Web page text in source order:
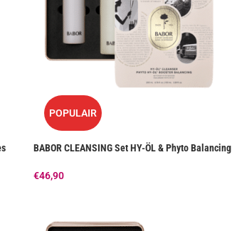
POPULAIR
BABOR CLEANSING Set HY-ÖL & Phyto Balancing
€46,90